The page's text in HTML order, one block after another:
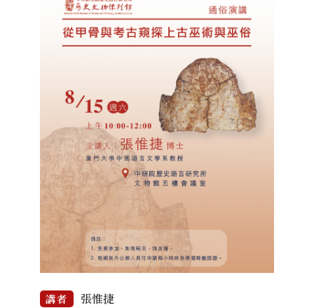
講者 張惟捷